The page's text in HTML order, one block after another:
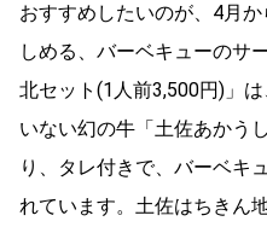
おすすめしたいのが、4月
しめる、バーベキューのサ
北セット(1人前3,500円)」
いない幻の牛「土佐あかう
り、タレ付きで、バーベキ
れています。土佐はちきん